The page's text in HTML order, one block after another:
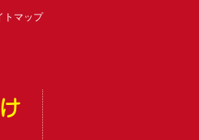
トマップ